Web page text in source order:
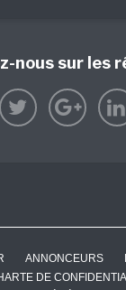
nous sur les
ANNONCEURS
DE